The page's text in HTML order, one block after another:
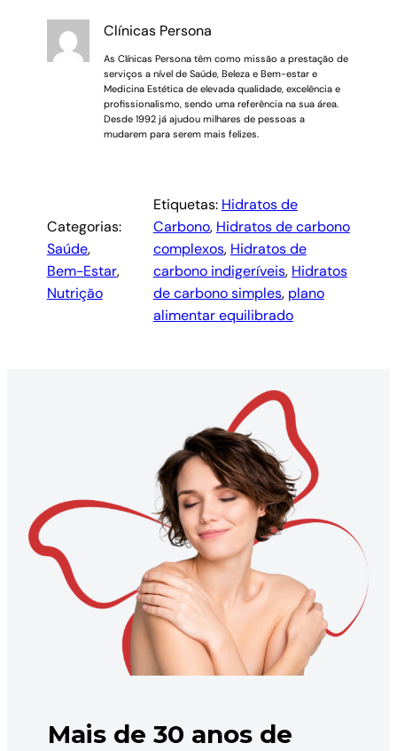
Clínicas Persona
As Clínicas Persona têm como missão a prestação de
serviços a nível de Saúde, Beleza e Bem-estar e
Medicina Estética de elevada qualidade, excelência e
profissionalismo, sendo uma referência na sua área.
Desde 1992 já ajudou milhares de pessoas a
mudarem para serem mais felizes.
Categorias:
Saúde,
Bem-Estar,
Nutrição
Etiquetas: Hidratos de
Carbono, Hidratos de carbono
complexos, Hidratos de
carbono indigeríveis, Hidratos
de carbono simples, plano
alimentar equilibrado
Mais de 30 anos de